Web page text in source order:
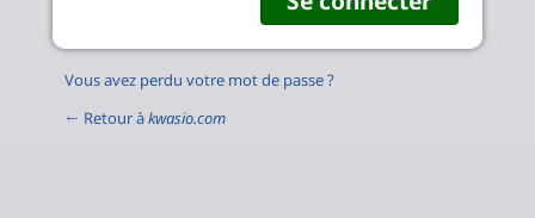
Vous avez perdu votre mot de passe ?
← Retour àkwasio.com